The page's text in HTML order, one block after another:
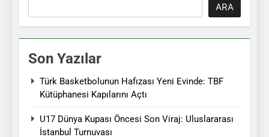
ARA
Son Yazılar
Türk Basketbolunun Hafızası Yeni Evinde: TBF
Kütüphanesi Kapılarını Açtı
U17 Dünya Kupası Öncesi Son Viraj: Uluslararası
İstanbul Turnuvası